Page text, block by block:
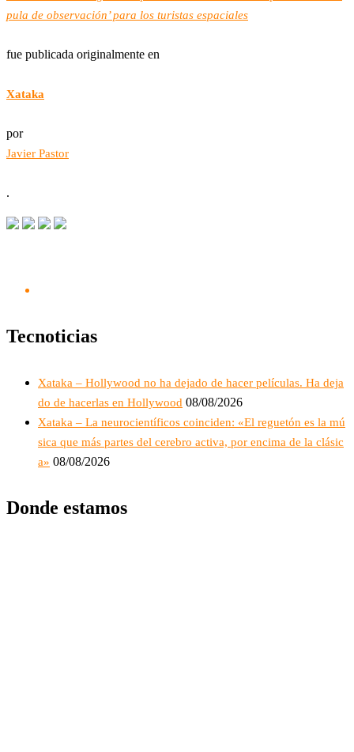
pula de observación’ para los turistas espaciales
fue publicada originalmente en
Xataka
por
Javier Pastor
.
Tecnoticias
Xataka – Hollywood no ha dejado de hacer películas. Ha deja
do de hacerlas en Hollywood 08/08/2026
Xataka – La neurocientíficos coinciden: «El reguetón es la mú
sica que más partes del cerebro activa, por encima de la clásic
a» 08/08/2026
Donde estamos